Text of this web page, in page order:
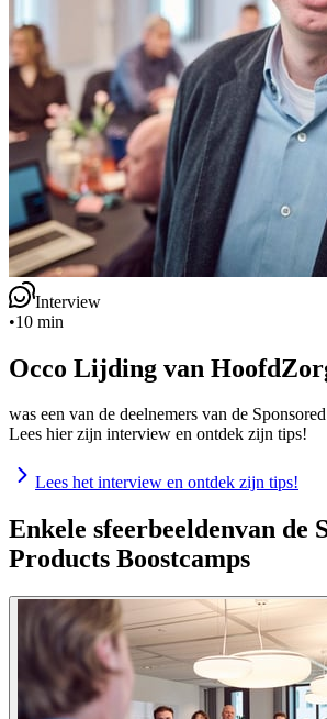
Interview
•10 min
Occo Lijding van
was een van de deelnemers van de
Lees hier zijn interview en ontdek zijn tips!
Lees het interview en ontdek zijn tips!
Enkele sfeerbeeldenvan de
Products Boostcamps